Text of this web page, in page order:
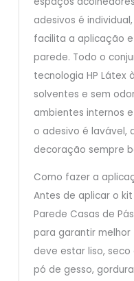
adesivos é
facilita a aplicação
parede. Todo o
tecnologia HP Látex
solventes e sem
ambientes internos
o adesivo é lavável,
decoração sempre
Como fazer a
Antes de aplicar o
Parede Casas de
para garantir
deve estar liso,
pó de gesso,